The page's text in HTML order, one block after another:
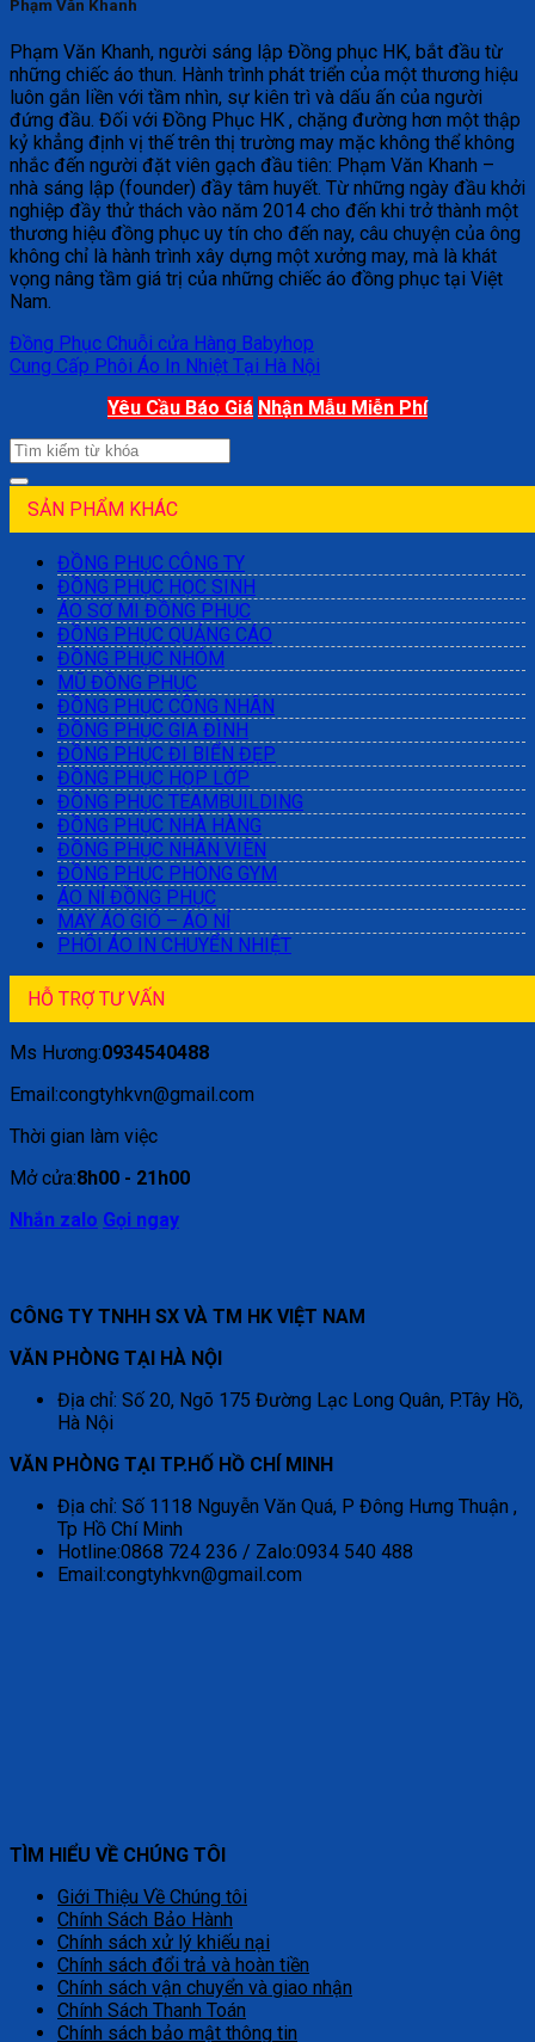
Phạm Văn Khanh
Phạm Văn Khanh, người sáng lập Đồng phục HK, bắt đầu từ
những chiếc áo thun. Hành trình phát triển của một thương hiệu
luôn gắn liền với tầm nhìn, sự kiên trì và dấu ấn của người
đứng đầu. Đối với Đồng Phục HK , chặng đường hơn một thập
kỷ khẳng định vị thế trên thị trường may mặc không thể không
nhắc đến người đặt viên gạch đầu tiên: Phạm Văn Khanh –
nhà sáng lập (founder) đầy tâm huyết. Từ những ngày đầu khởi
nghiệp đầy thử thách vào năm 2014 cho đến khi trở thành một
thương hiệu đồng phục uy tín cho đến nay, câu chuyện của ông
không chỉ là hành trình xây dựng một xưởng may, mà là khát
vọng nâng tầm giá trị của những chiếc áo đồng phục tại Việt
Nam.
Đồng Phục Chuỗi cửa Hàng Babyhop
Cung Cấp Phôi Áo In Nhiệt Tại Hà Nội
Yêu Cầu Báo Giá Nhận Mẫu Miễn Phí
SẢN PHẨM KHÁC
ĐỒNG PHỤC CÔNG TY
ĐỒNG PHỤC HỌC SINH
ÁO SƠ MI ĐỒNG PHỤC
ĐỒNG PHỤC QUẢNG CÁO
ĐỒNG PHỤC NHÓM
MŨ ĐỒNG PHỤC
ĐỒNG PHỤC CÔNG NHÂN
ĐỒNG PHỤC GIA ĐÌNH
ĐỒNG PHỤC ĐI BIỂN ĐẸP
ĐỒNG PHỤC HỌP LỚP
ĐỒNG PHỤC TEAMBUILDING
ĐỒNG PHỤC NHÀ HÀNG
ĐỒNG PHỤC NHÂN VIÊN
ĐỒNG PHỤC PHÒNG GYM
ÁO NỈ ĐỒNG PHỤC
MAY ÁO GIÓ – ÁO NỈ
PHÔI ÁO IN CHUYỂN NHIỆT
HỖ TRỢ TƯ VẤN
Ms Hương:0934540488
Email:congtyhkvn@gmail.com
Thời gian làm việc
Mở cửa:8h00 - 21h00
Nhắn zalo Gọi ngay
CÔNG TY TNHH SX VÀ TM HK VIỆT NAM
VĂN PHÒNG TẠI HÀ NỘI
Địa chỉ: Số 20, Ngõ 175 Đường Lạc Long Quân, P.Tây Hồ,
Hà Nội
VĂN PHÒNG TẠI TP.HỐ HỒ CHÍ MINH
Địa chỉ: Số 1118 Nguyễn Văn Quá, P Đông Hưng Thuận ,
Tp Hồ Chí Minh
Hotline:0868 724 236 / Zalo:0934 540 488
Email:congtyhkvn@gmail.com
TÌM HIỂU VỀ CHÚNG TÔI
Giới Thiệu Về Chúng tôi
Chính Sách Bảo Hành
Chính sách xử lý khiếu nại
Chính sách đổi trả và hoàn tiền
Chính sách vận chuyển và giao nhận
Chính Sách Thanh Toán
Chính sách bảo mật thông tin